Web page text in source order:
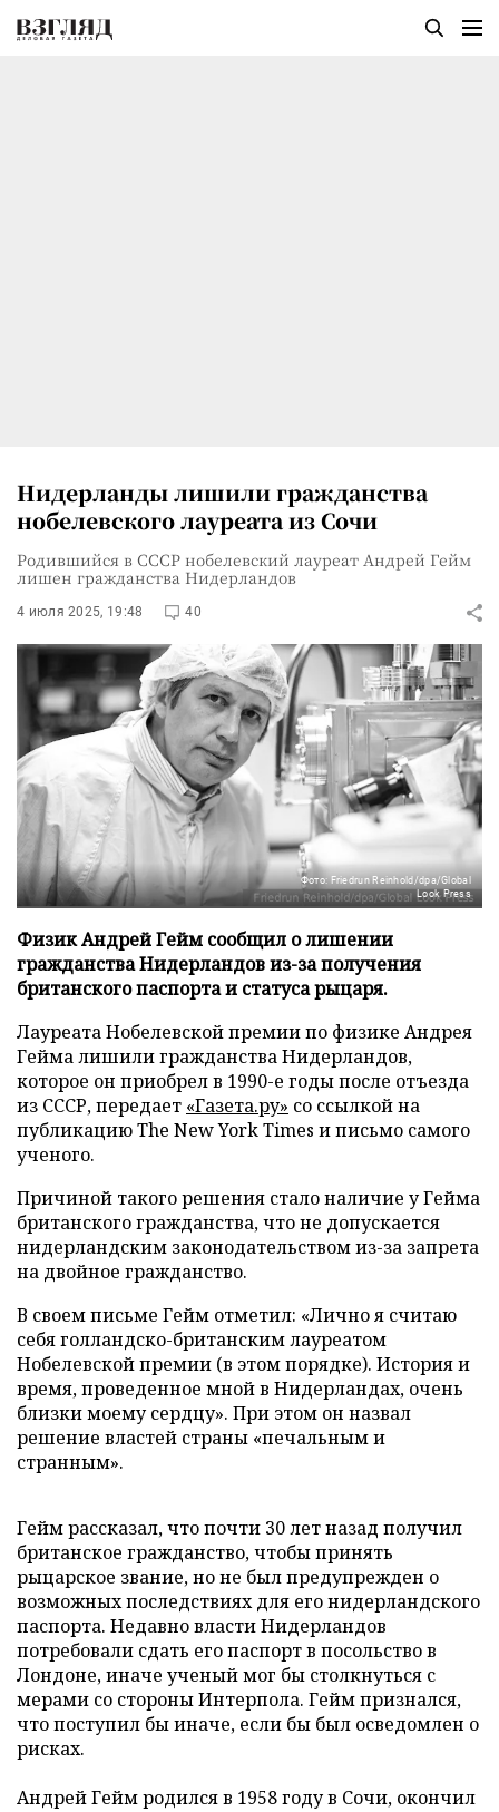
Нидерланды лишили гражданства
нобелевского лауреата из Сочи
Родившийся в СССР нобелевский лауреат Андрей Гейм
лишен гражданства Нидерландов
4 июля 2025, 19:48 40
Фото: Friedrun Reinhold/dpa/Global
Look Press
Физик Андрей Гейм сообщил о лишении
гражданства Нидерландов из-за получения
британского паспорта и статуса рыцаря.
Лауреата Нобелевской премии по физике Андрея
Гейма лишили гражданства Нидерландов,
которое он приобрел в 1990-е годы после отъезда
из СССР, передает «Газета.ру» со ссылкой на
публикацию The New York Times и письмо самого
ученого.
Причиной такого решения стало наличие у Гейма
британского гражданства, что не допускается
нидерландским законодательством из-за запрета
на двойное гражданство.
В своем письме Гейм отметил: «Лично я считаю
себя голландско-британским лауреатом
Нобелевской премии (в этом порядке). История и
время, проведенное мной в Нидерландах, очень
близки моему сердцу». При этом он назвал
решение властей страны «печальным и
странным».
Гейм рассказал, что почти 30 лет назад получил
британское гражданство, чтобы принять
рыцарское звание, но не был предупрежден о
возможных последствиях для его нидерландского
паспорта. Недавно власти Нидерландов
потребовали сдать его паспорт в посольство в
Лондоне, иначе ученый мог бы столкнуться с
мерами со стороны Интерпола. Гейм признался,
что поступил бы иначе, если бы был осведомлен о
рисках.
Андрей Гейм родился в 1958 году в Сочи, окончил